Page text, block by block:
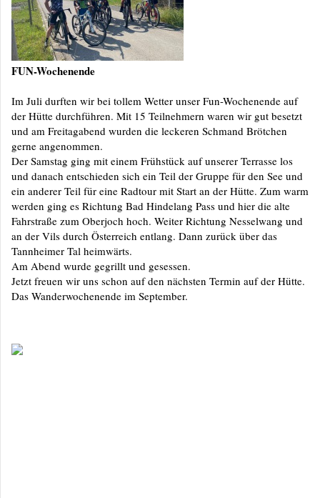
FUN-Wochenende
Im Juli durften wir bei tollem Wetter unser Fun-Wochenende auf
der Hütte durchführen. Mit 15 Teilnehmern waren wir gut besetzt
und am Freitagabend wurden die leckeren Schmand Brötchen
gerne angenommen.
Der Samstag ging mit einem Frühstück auf unserer Terrasse los
und danach entschieden sich ein Teil der Gruppe für den See und
ein anderer Teil für eine Radtour mit Start an der Hütte. Zum warm
werden ging es Richtung Bad Hindelang Pass und hier die alte
Fahrstraße zum Oberjoch hoch. Weiter Richtung Nesselwang und
an der Vils durch Österreich entlang. Dann zurück über das
Tannheimer Tal heimwärts.
Am Abend wurde gegrillt und gesessen.
Jetzt freuen wir uns schon auf den nächsten Termin auf der Hütte.
Das Wanderwochenende im September.